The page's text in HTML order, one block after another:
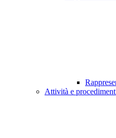
Attività e